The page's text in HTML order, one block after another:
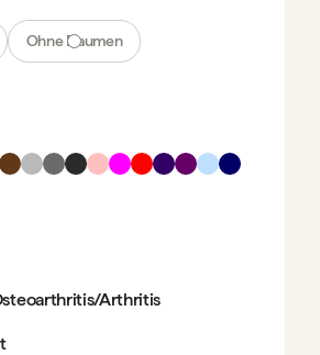
Ohne Daumen
Arthritis